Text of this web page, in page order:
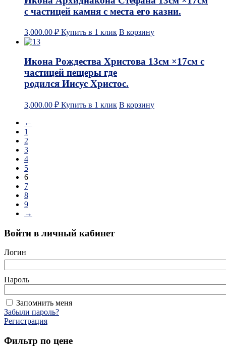
с частицей камня с места его казни.
3,000.00 ₽ Купить в 1 клик В корзину
Икона Рождества Христова 13см ×17см с
частицей пещеры где
родился Иисус Христос.
3,000.00 ₽ Купить в 1 клик В корзину
←
1
2
3
4
5
6
7
8
9
→
Войти в личный кабинет
Логин
Пароль
Запомнить меня
Забыли пароль?
Регистрация
Фильтр по цене